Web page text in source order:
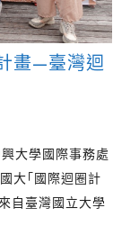
畫—臺灣迴
大學國際事務處
大｢國際迴圈計
自臺灣國立大學